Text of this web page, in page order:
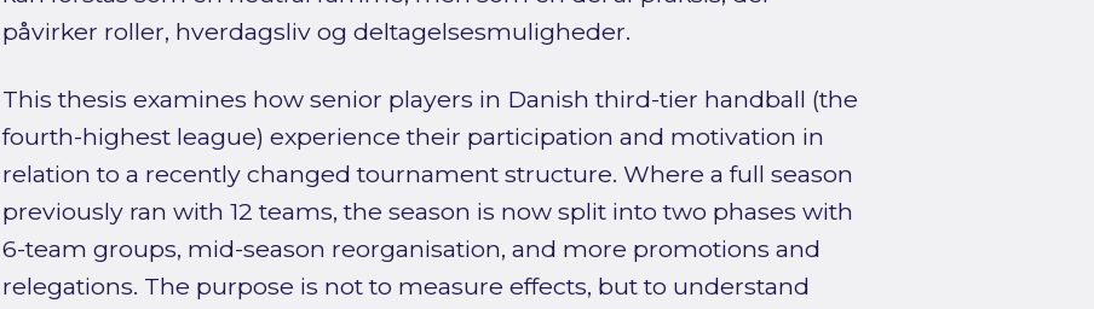
påvirker roller, hverdagsliv og deltagelsesmuligheder.
This thesis examines how senior players in Danish third-tier handball (the
fourth-highest league) experience their participation and motivation in
relation to a recently changed tournament structure. Where a full season
previously ran with 12 teams, the season is now split into two phases with
6-team groups, mid-season reorganisation, and more promotions and
relegations. The purpose is not to measure effects, but to understand